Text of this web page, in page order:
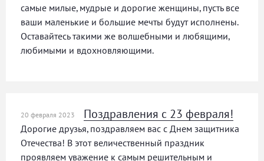
самые милые, мудрые и дорогие женщины, пусть все
ваши маленькие и большие мечты будут исполнены.
Оставайтесь такими же волшебными и любящими,
любимыми и вдохновляющими.
20 февраля 2023 Поздравления с 23 февраля!
Дорогие друзья, поздравляем вас с Днем защитника
Отечества! В этот величественный праздник
проявляем уважение к самым решительным и